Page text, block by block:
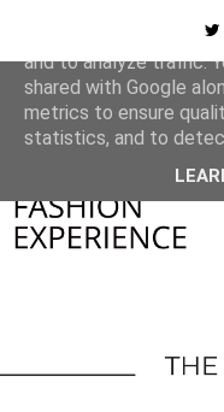
This site uses
and to analyze traffic.
shared with Google
metrics to ensure
statistics, and to